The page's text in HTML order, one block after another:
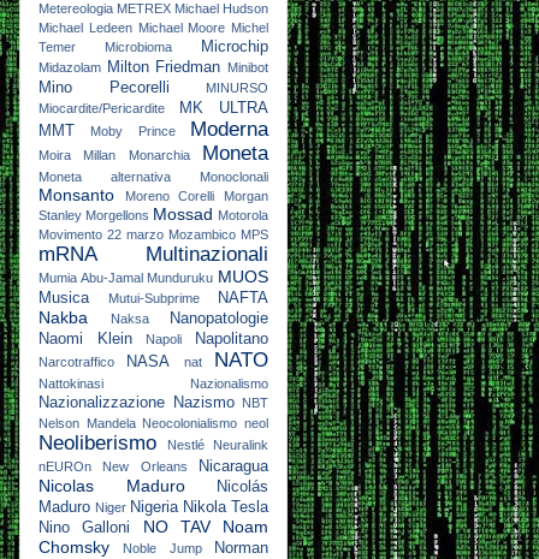
Metereologia METREX Michael Hudson
Michael Ledeen Michael Moore Michel
Temer
Microbioma Microchip
Midazolam Milton Friedman Minibot
Mino Pecorelli
MINURSO
Miocardite/Pericardite
MK ULTRA
MMT
Moby Prince Moderna
Moira Millan Monarchia Moneta
Moneta alternativa Monoclonali
Monsanto Moreno Corelli
Morgan
Stanley Morgellons Mossad Motorola
Movimento 22 marzo Mozambico MPS
mRNA Multinazionali
Mumia Abu-Jamal Munduruku MUOS
Musica Mutui-Subprime NAFTA
Nakba Naksa
Nanopatologie
Naomi Klein
Napoli Napolitano
Narcotraffico NASA nat NATO
Nattokinasi Nazionalismo
Nazionalizzazione Nazismo
NBT
Nelson Mandela Neocolonialismo neol
Neoliberismo Nestlé
Neuralink
nEUROn
New Orleans Nicaragua
Nicolas Maduro
Nicolás
Maduro Niger Nigeria Nikola Tesla
Nino Galloni
NO TAV
Noam
Chomsky
Noble Jump
Norman